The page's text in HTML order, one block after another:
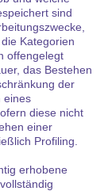
sind
Kategorien
offengelegt
das Bestehen
der
eines
diese nicht
einer
Profiling.
erhobene